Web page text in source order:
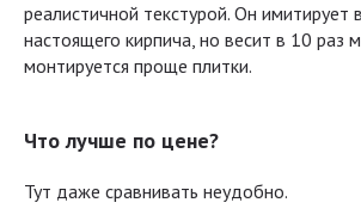
реалистичной текстурой. Он имитирует
настоящего кирпича, но весит в 10 раз
монтируется проще плитки.
Что лучше по цене?
Тут даже сравнивать неудобно.